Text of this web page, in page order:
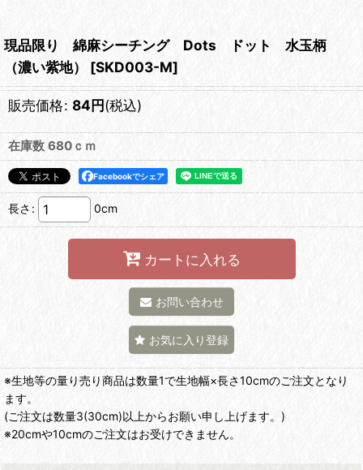
現品限り 綿麻シーチング Dots ドット 水玉柄
（濃い紫地）
[SKD003-M]
販売価格: 84円(税込)
在庫数 680ｃｍ
Facebookでシェア
長さ : 0cm
カートに入れる
お問い合わせ
お気に入り登録
※生地等の量り売り商品は数量1で生地幅×長さ10cmのご注文となり
ます。
(ご注文は数量3(30cm)以上からお願い申し上げます。)
※20cmや10cmのご注文はお受けできません。